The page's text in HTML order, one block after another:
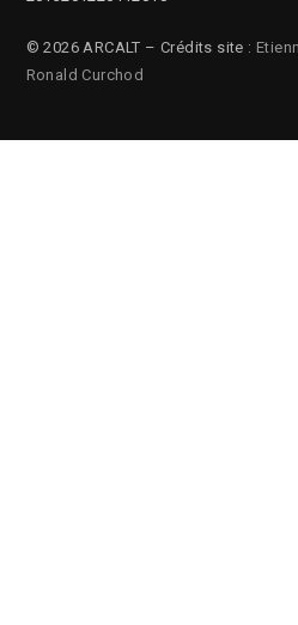
© 2026 ARCALT – Crédits site :
Ronald Curchod